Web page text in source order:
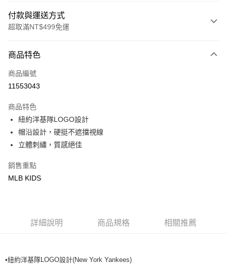
付款與運送方式
超取滿NT$499免運
信用卡一次付款
超商取貨付款
Apple Pay
街口支付
運送方式
全家取貨<不支援離島取退>
7-11取貨付款<未取貨列黑名單/不支援離島取退>
商品特色
商品編號
11553043
商品特色
紐約洋基隊LOGO設計
帽沿設計，硬挺不遮擋視線
立體刺繡，質感絕佳
銷售重點
MLB KIDS
詳細說明 商品規格 相關推薦
•紐約洋基隊LOGO設計(New York Yankees)